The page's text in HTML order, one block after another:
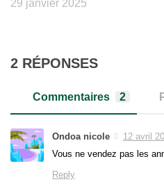
29 janvier 2025
2 RÉPONSES
Commentaires 2
Ondoa nicole
12 avril
Vous ne vendez pas les
Reply